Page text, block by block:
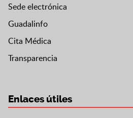
Sede electrónica
Guadalinfo
Cita Médica
Transparencia
Enlaces útiles